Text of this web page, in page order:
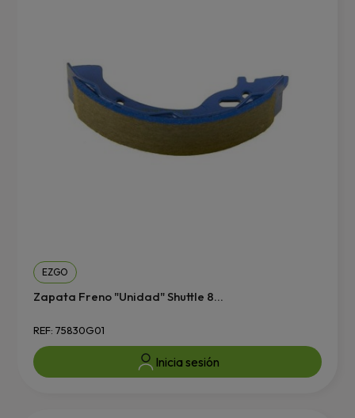
EZGO
Zapata Freno "unidad" Shuttle 8...
REF: 75830G01
Inicia sesión